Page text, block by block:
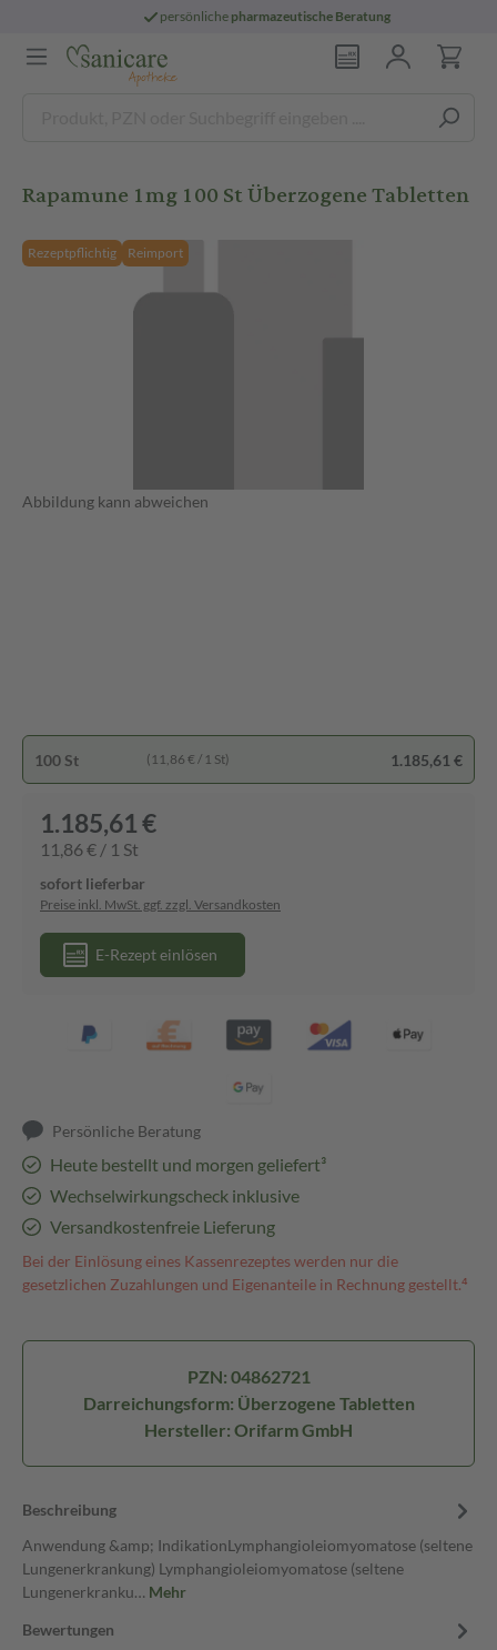
persönlichepharmazeutische Beratung
Rapamune 1mg 100 St Überzogene Tabletten
Rezeptpflichtig Reimport
Abbildung kann abweichen
100 St (11,86 € / 1 St) 1.185,61 €
1.185,61 €
11,86 € / 1 St
sofort lieferbar
Preise inkl. MwSt. ggf. zzgl. Versandkosten
E-Rezept einlösen
Persönliche Beratung
Heute bestellt und morgen geliefert³
Wechselwirkungscheck inklusive
Versandkostenfreie Lieferung
Bei der Einlösung eines Kassenrezeptes werden nur die
gesetzlichen Zuzahlungen und Eigenanteile in Rechnung gestellt.⁴
PZN: 04862721
Darreichungsform: Überzogene Tabletten
Hersteller: Orifarm GmbH
Beschreibung
Anwendung &amp; IndikationLymphangioleiomyomatose (seltene
Lungenerkrankung) Lymphangioleiomyomatose (seltene
Lungenerkranku… Mehr
Bewertungen